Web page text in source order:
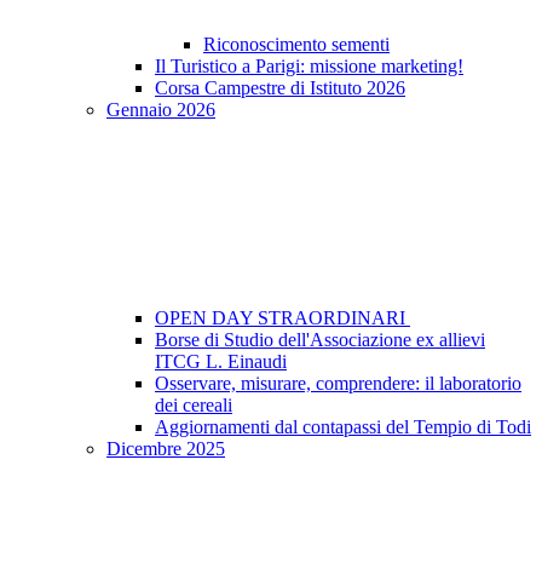
Riconoscimento sementi
Il Turistico a Parigi: missione marketing!
Corsa Campestre di Istituto 2026
Gennaio 2026
OPEN DAY STRAORDINARI
Borse di Studio dell'Associazione ex allievi
ITCG L. Einaudi
Osservare, misurare, comprendere: il laboratorio
dei cereali
Aggiornamenti dal contapassi del Tempio di Todi
Dicembre 2025